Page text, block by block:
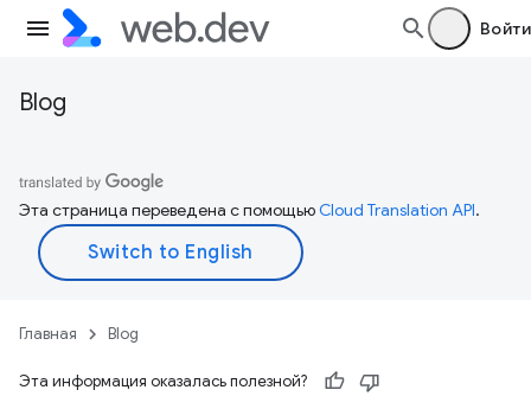
Войти
Blog
Эта страница переведена с помощьюCloud Translation API.
Главная Blog
Эта информация оказалась полезной?